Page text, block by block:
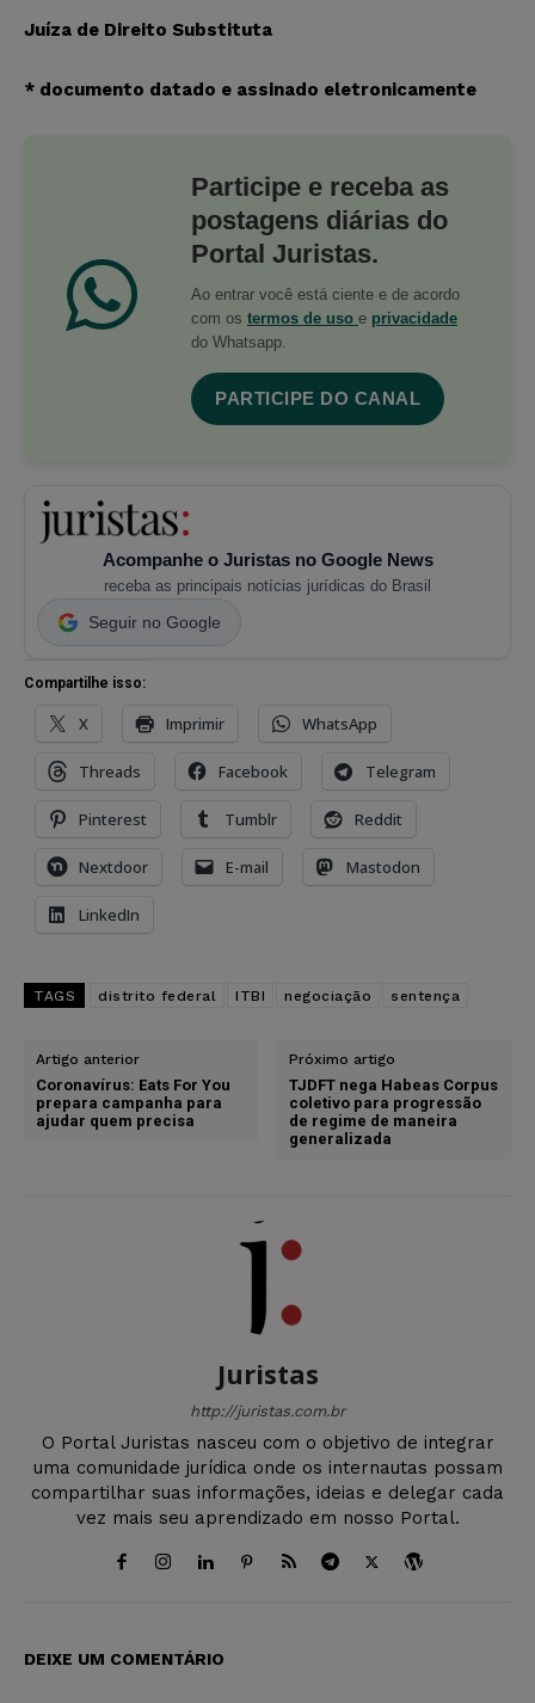
Juíza de Direito Substituta
* documento datado e assinado eletronicamente
Participe e receba as
postagens diárias do
Portal Juristas.
Ao entrar você está ciente e de acordo
com os termos de uso e privacidade
do Whatsapp.
PARTICIPE DO CANAL
Acompanhe o Juristas no Google News
receba as principais notícias jurídicas do Brasil
Seguir no Google
Compartilhe isso:
X Imprimir WhatsApp
Threads Facebook Telegram
Pinterest Tumblr Reddit
Nextdoor E-mail Mastodon
LinkedIn
TAGS distrito federal ITBI negociação sentença
Artigo anterior
Coronavírus: Eats For You
prepara campanha para
ajudar quem precisa
Próximo artigo
TJDFT nega Habeas Corpus
coletivo para progressão
de regime de maneira
generalizada
Juristas
http://juristas.com.br
O Portal Juristas nasceu com o objetivo de integrar
uma comunidade jurídica onde os internautas possam
compartilhar suas informações, ideias e delegar cada
vez mais seu aprendizado em nosso Portal.
DEIXE UM COMENTÁRIO